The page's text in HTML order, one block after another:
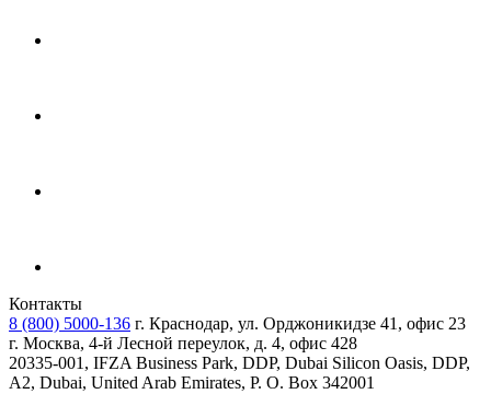
Контакты
8 (800) 5000-136 г. Краснодар, ул. Орджоникидзе 41, офис 23
г. Москва, 4-й Лесной переулок, д. 4, офис 428
20335-001, IFZA Business Park, DDP, Dubai Silicon Oasis, DDP,
A2, Dubai, United Arab Emirates, P. O. Box 342001